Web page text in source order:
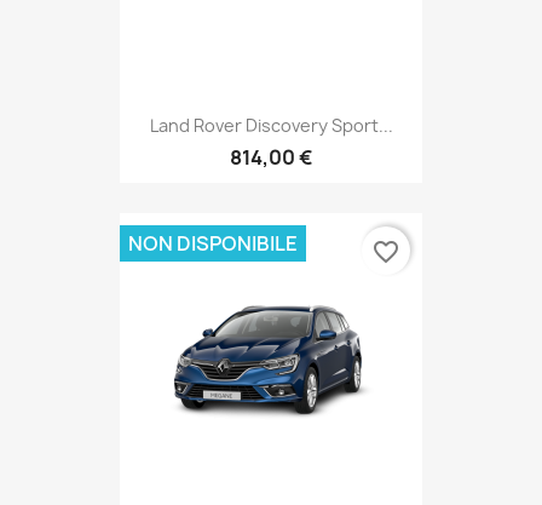
Land Rover Discovery Sport...
814,00 €
NON DISPONIBILE favorite_border